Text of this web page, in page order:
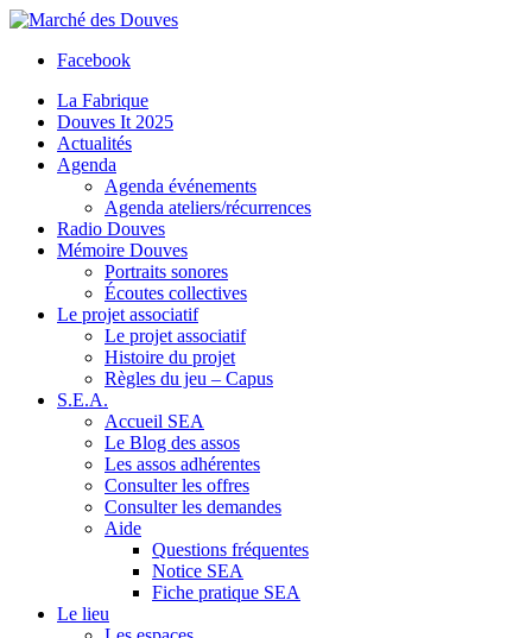
Facebook
La Fabrique
Douves It 2025
Actualités
Agenda
Agenda événements
Agenda ateliers/récurrences
Radio Douves
Mémoire Douves
Portraits sonores
Écoutes collectives
Le projet associatif
Le projet associatif
Histoire du projet
Règles du jeu – Capus
S.E.A.
Accueil SEA
Le Blog des assos
Les assos adhérentes
Consulter les offres
Consulter les demandes
Aide
Questions fréquentes
Notice SEA
Fiche pratique SEA
Le lieu